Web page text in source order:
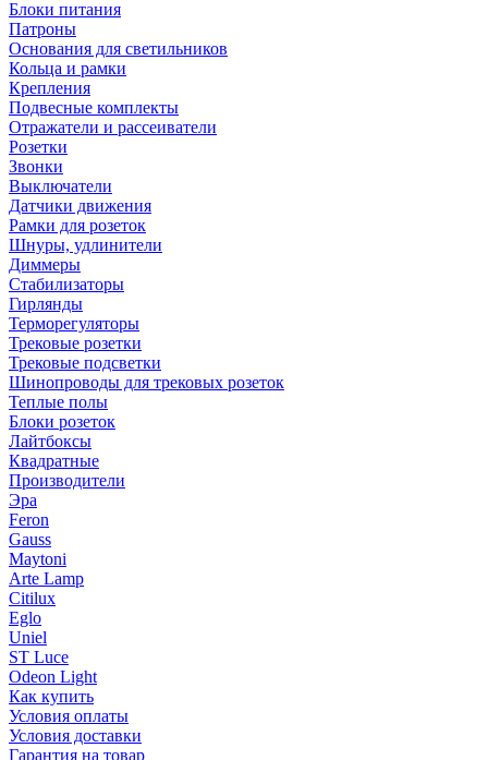
Блоки питания
Патроны
Основания для светильников
Кольца и рамки
Крепления
Подвесные комплекты
Отражатели и рассеиватели
Розетки
Звонки
Выключатели
Датчики движения
Рамки для розеток
Шнуры, удлинители
Диммеры
Стабилизаторы
Гирлянды
Терморегуляторы
Трековые розетки
Трековые подсветки
Шинопроводы для трековых розеток
Теплые полы
Блоки розеток
Лайтбоксы
Квадратные
Производители
Эра
Feron
Gauss
Maytoni
Arte Lamp
Citilux
Eglo
Uniel
ST Luce
Odeon Light
Как купить
Условия оплаты
Условия доставки
Гарантия на товар